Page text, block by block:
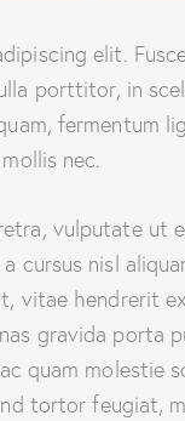
elit.
porttitor, in
nec.
vulputate ut
cursus nisl
vitae hendrerit
gravida porta
quam molestie
tortor feugiat,